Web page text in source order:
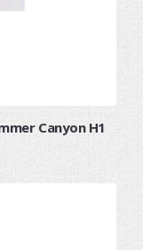
Canyon H1